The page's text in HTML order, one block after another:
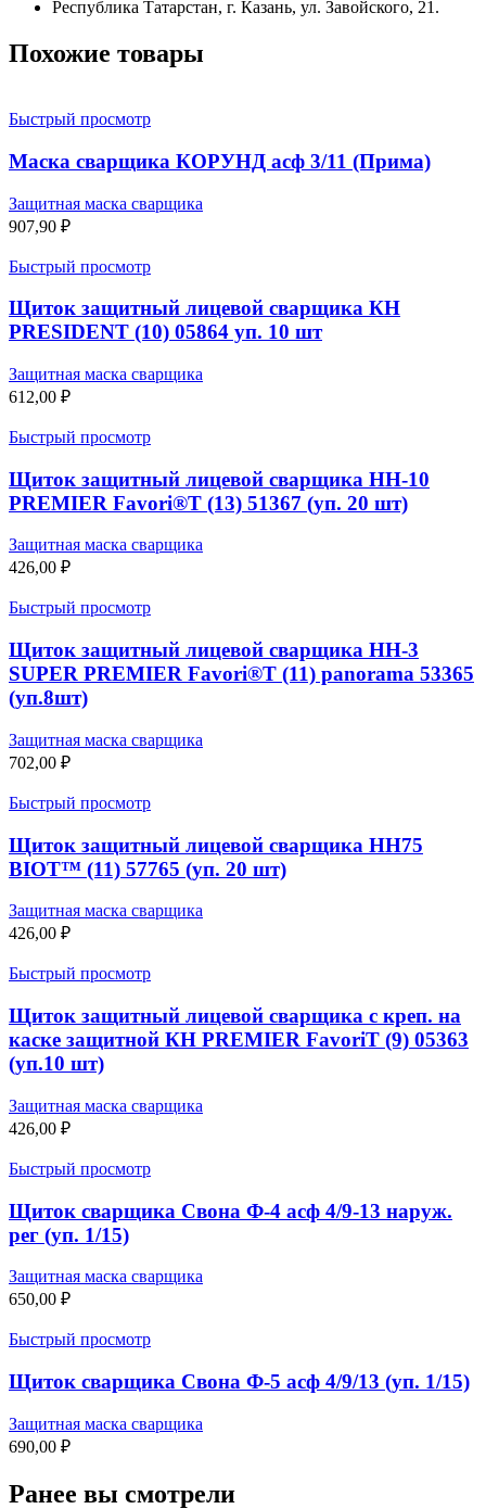
Республика Татарстан, г. Казань, ул. Завойского, 21.
Похожие товары
Быстрый просмотр
Маска сварщика КОРУНД асф 3/11 (Прима)
Защитная маска сварщика
907,90 ₽
Быстрый просмотр
Щиток защитный лицевой сварщика КН
PRESIDENT (10) 05864 уп. 10 шт
Защитная маска сварщика
612,00 ₽
Быстрый просмотр
Щиток защитный лицевой сварщика НН-10
PREMIER Favori®T (13) 51367 (уп. 20 шт)
Защитная маска сварщика
426,00 ₽
Быстрый просмотр
Щиток защитный лицевой сварщика НН-3
SUPER PREMIER Favori®T (11) panorama 53365
(уп.8шт)
Защитная маска сварщика
702,00 ₽
Быстрый просмотр
Щиток защитный лицевой сварщика НН75
BIOT™ (11) 57765 (уп. 20 шт)
Защитная маска сварщика
426,00 ₽
Быстрый просмотр
Щиток защитный лицевой сварщика с креп. на
каске защитной КН PREMIER FavoriT (9) 05363
(уп.10 шт)
Защитная маска сварщика
426,00 ₽
Быстрый просмотр
Щиток сварщика Свона Ф-4 асф 4/9-13 наруж.
рег (уп. 1/15)
Защитная маска сварщика
650,00 ₽
Быстрый просмотр
Щиток сварщика Свона Ф-5 асф 4/9/13 (уп. 1/15)
Защитная маска сварщика
690,00 ₽
Ранее вы смотрели